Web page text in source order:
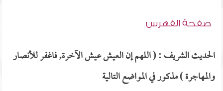
صفحة الفهرس
الحديث الشريف : ( اللهم إن العيش عيش الآخرة, فاغفر للأنصار
والمهاجرة ) مذكور في المواضع التالية